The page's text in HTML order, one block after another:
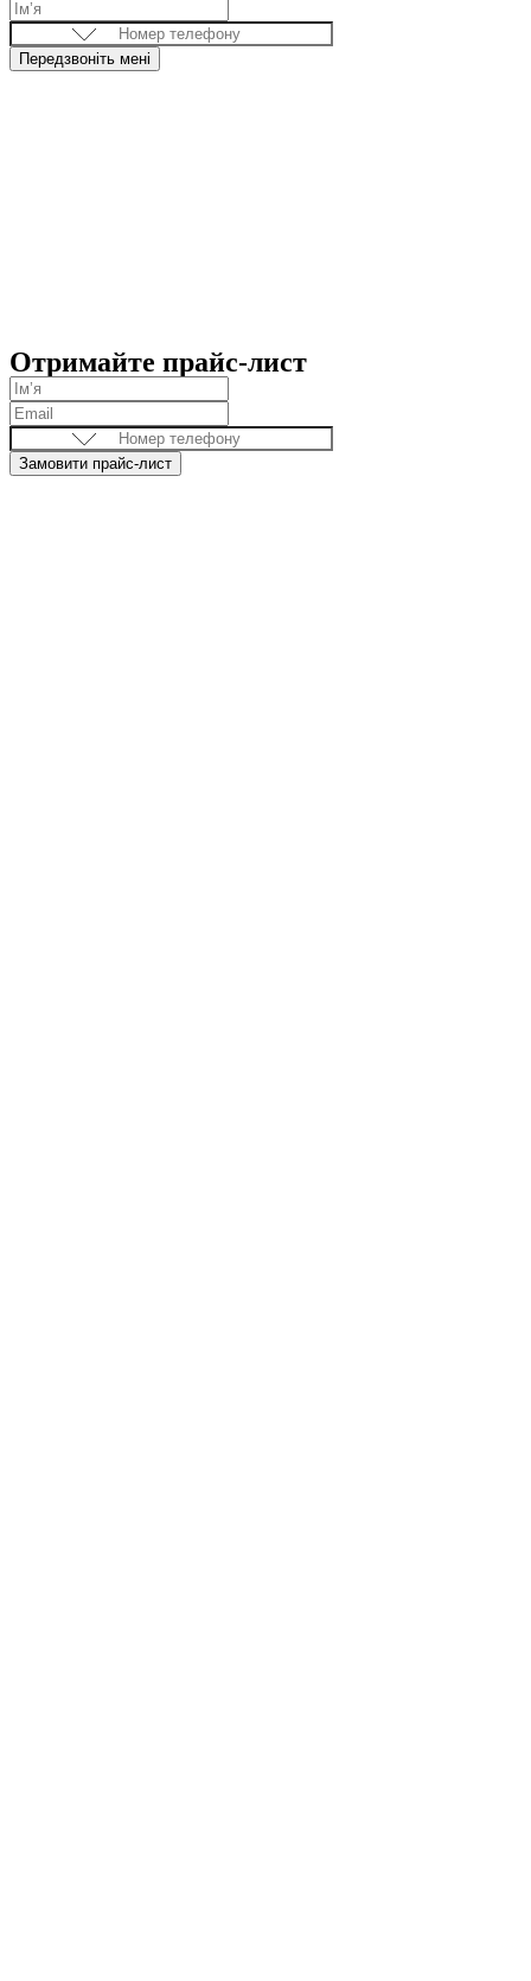
Передзвоніть мені
Отримайте прайс-лист
Замовити прайс-лист